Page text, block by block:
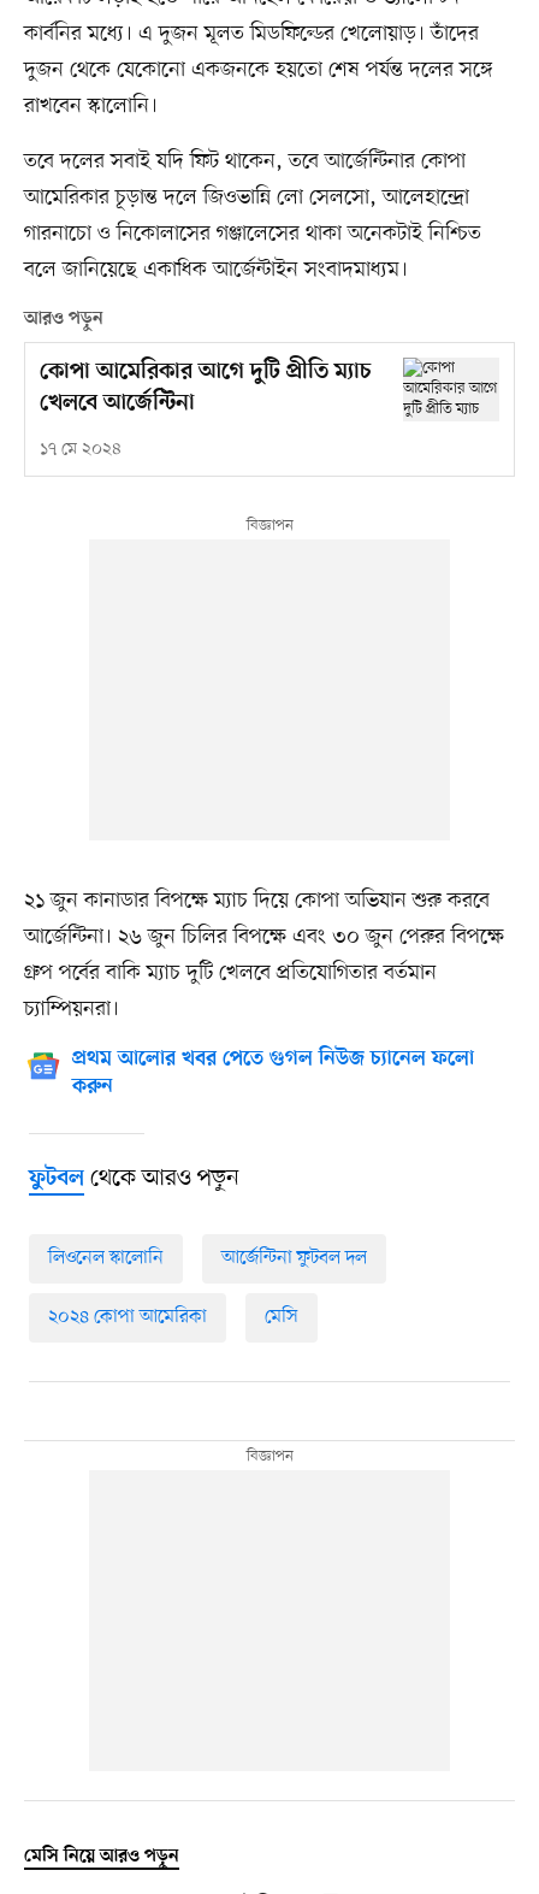
কার্বনির মধ্যে। এ দুজন মূলত মিডফিল্ডের খেলোয়াড়। তাঁদের
দুজন থেকে যেকোনো একজনকে হয়তো শেষ পর্যন্ত দলের সঙ্গে
রাখবেন স্কালোনি।
তবে দলের সবাই যদি ফিট থাকেন, তবে আর্জেন্টিনার কোপা
আমেরিকার চূড়ান্ত দলে জিওভান্নি লো সেলসো, আলেহান্দ্রো
গারনাচো ও নিকোলাসের গঞ্জালেসের থাকা অনেকটাই নিশ্চিত
বলে জানিয়েছে একাধিক আর্জেন্টাইন সংবাদমাধ্যম।
আরও পড়ুন
কোপা আমেরিকার আগে দুটি প্রীতি ম্যাচ
খেলবে আর্জেন্টিনা
১৭ মে ২০২৪
২১ জুন কানাডার বিপক্ষে ম্যাচ দিয়ে কোপা অভিযান শুরু করবে
আর্জেন্টিনা। ২৬ জুন চিলির বিপক্ষে এবং ৩০ জুন পেরুর বিপক্ষে
গ্রুপ পর্বের বাকি ম্যাচ দুটি খেলবে প্রতিযোগিতার বর্তমান
চ্যাম্পিয়নরা।
প্রথম আলোর খবর পেতে গুগল নিউজ চ্যানেল ফলো
করুন
ফুটবলথেকে আরও পড়ুন
লিওনেল স্কালোনি আর্জেন্টিনা ফুটবল দল
২০২৪ কোপা আমেরিকা মেসি
মেসি নিয়ে আরও পড়ুন